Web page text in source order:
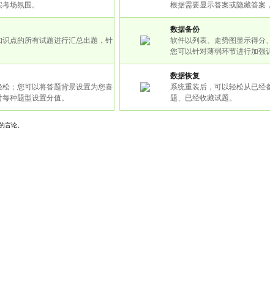
场氛围。
点的所有试题进行汇总出题，针
；您可以将答题背景设置为您喜
种题型设置分值。
根据需要显示答案或隐藏答案
数据备份
软件以列表、走势图显示得分
您可以针对薄弱环节进行加强
数据恢复
系统重装后，可以轻松从已经
题、已经收藏试题。
言论。